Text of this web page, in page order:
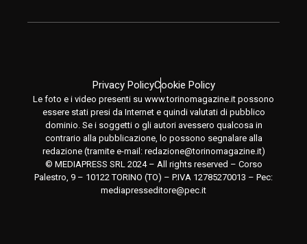
Privacy PolicyCookie Policy
Le foto e i video presenti su www.torinomagazine.it possono
essere stati presi da Internet e quindi valutati di pubblico
dominio. Se i soggetti o gli autori avessero qualcosa in
contrario alla pubblicazione, lo possono segnalare alla
redazione (tramite e-mail: redazione@torinomagazine.it)
© MEDIAPRESS SRL 2024 – All rights reserved – Corso
Palestro, 9 – 10122 TORINO (TO) – P.IVA 12785270013 – Pec:
mediapresseditore@pec.it